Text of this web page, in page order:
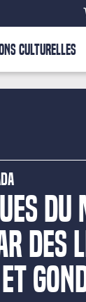
CULTURELLES
DU
DES